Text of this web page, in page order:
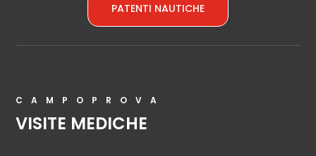
PATENTI NAUTICHE
CAMPOPROVA
VISITE MEDICHE